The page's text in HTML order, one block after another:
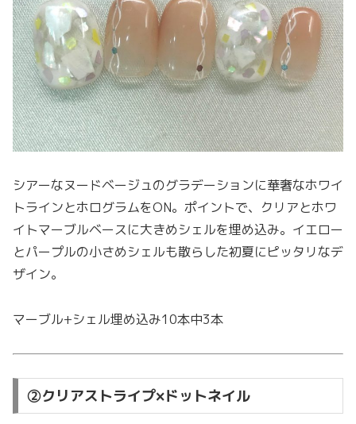
シアーなヌードベージュのグラデーションに華奢なホワイ
トラインとホログラムをON。ポイントで、クリアとホワ
イトマーブルベースに大きめシェルを埋め込み。イエロー
とパープルの小さめシェルも散らした初夏にピッタリなデ
ザイン。
マーブル+シェル埋め込み10本中3本
②クリアストライプ×ドットネイル